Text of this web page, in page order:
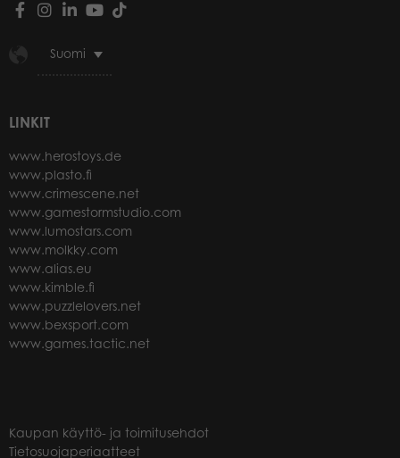
Suomi
LINKIT
www.herostoys.de
www.plasto.fi
www.crimescene.net
www.gamestormstudio.com
www.lumostars.com
www.molkky.com
www.alias.eu
www.kimble.fi
www.puzzlelovers.net
www.bexsport.com
www.games.tactic.net
Kaupan käyttö- ja toimitusehdot
Tietosuojaperiaatteet